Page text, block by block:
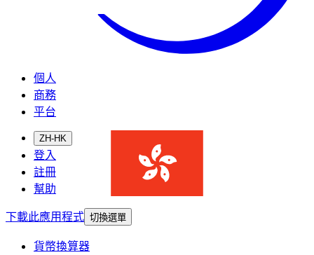
個人
商務
平台
ZH-HK
登入
註冊
幫助
下載此應用程式 切換選單
貨幣換算器